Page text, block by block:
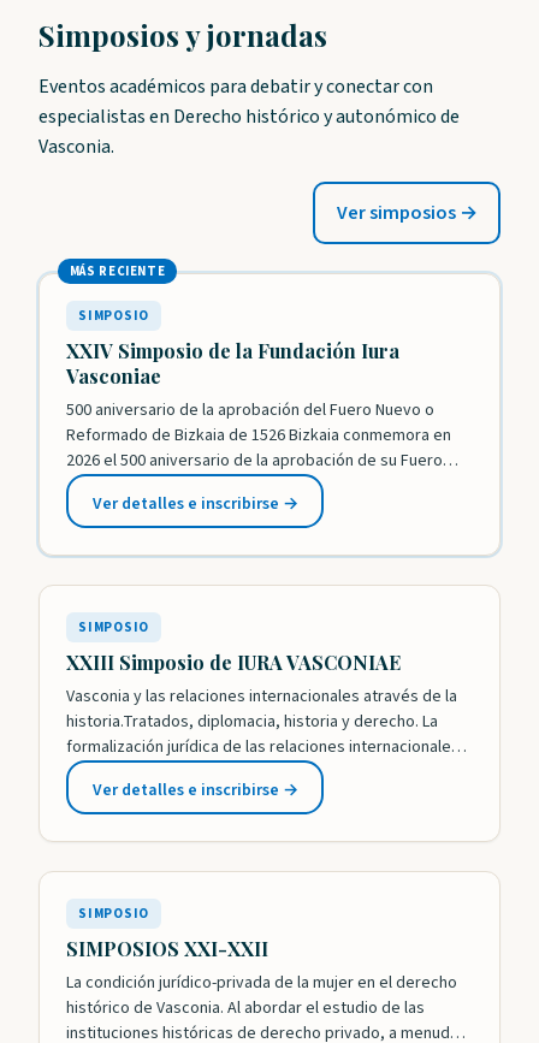
Simposios y jornadas
Eventos académicos para debatir y conectar con
especialistas en Derecho histórico y autonómico de
Vasconia.
Ver simposios →
MÁS RECIENTE
SIMPOSIO
XXIV Simposio de la Fundación Iura
Vasconiae
500 aniversario de la aprobación del Fuero Nuevo o
Reformado de Bizkaia de 1526 Bizkaia conmemora en
2026 el 500 aniversario de la aprobación de su Fuero
Reformado o Nuevo. Destaca en este venerable texto
jurídico la amplia autonomía del Señorío y el hecho de
jurídica por…
Ver detalles e inscribirse →
: XXIV Simposio de la Fundación Iura Vasconiae
SIMPOSIO
XXIII Simposio de IURA VASCONIAE
Vasconia y las relaciones internacionales através de la
historia.Tratados, diplomacia, historia y derecho. La
formalización jurídica de las relaciones internacionales
en el ámbito público ha estado circunscrita en la
modernidad al marco creado y gestionado por el
Estados los depositarios de la competencia en materia
de…
Ver detalles e inscribirse →
: XXIII Simposio de IURA VASCONIAE
SIMPOSIO
SIMPOSIOS XXI-XXII
La condición jurídico-privada de la mujer en el derecho
histórico de Vasconia. Al abordar el estudio de las
instituciones históricas de derecho privado, a menudo